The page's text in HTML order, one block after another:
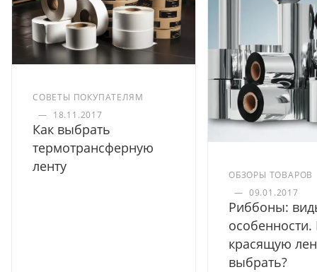
СОВЕТЫ ПОКУПАТЕЛЯМ
— 18.11.2017
Как выбрать
термотрансферную
ленту
ОБЗОРЫ ТОВАРОВ
— 09.01.2017
Риббоны:
красящую
выбрать?